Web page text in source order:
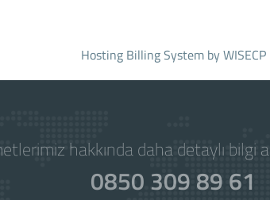
Hosting Billing Systemby WISECP
hakkında daha detaylı bilgi
0850 309 89 61